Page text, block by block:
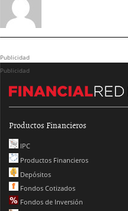
Publicidad
Publicidad
Productos Financieros
IPC
Productos Financieros
Depósitos
Fondos Cotizados
Fondos de Inversión